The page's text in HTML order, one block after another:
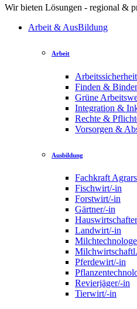
Wir bieten Lösungen - regional &
Arbeit & AusBildung
Arbeit
Finden &
Grüne
Integration &
Rechte &
Vorsorgen &
Ausbildung
Fachkraft
Fischwirt/-in
Forstwirt/-in
Gärtner/-in
Landwirt/-in
Pferdewirt/-in
Revierjäger/-in
Tierwirt/-in